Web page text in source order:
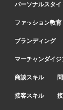
パーソナルスタイ
ファッション教育
ブランディング
マーチャンダイジ
商談スキル
接客スキル